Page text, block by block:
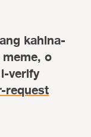
kahina-
o
verify
request